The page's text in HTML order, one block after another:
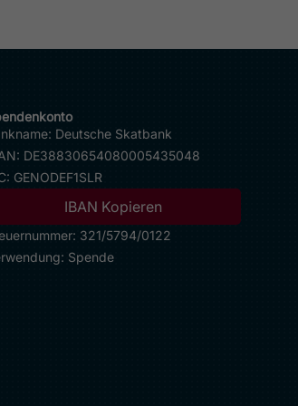
Deutsche Skatbank
DE38830654080005435048
GENODEF1SLR
IBAN Kopieren
321/5794/0122
Spende